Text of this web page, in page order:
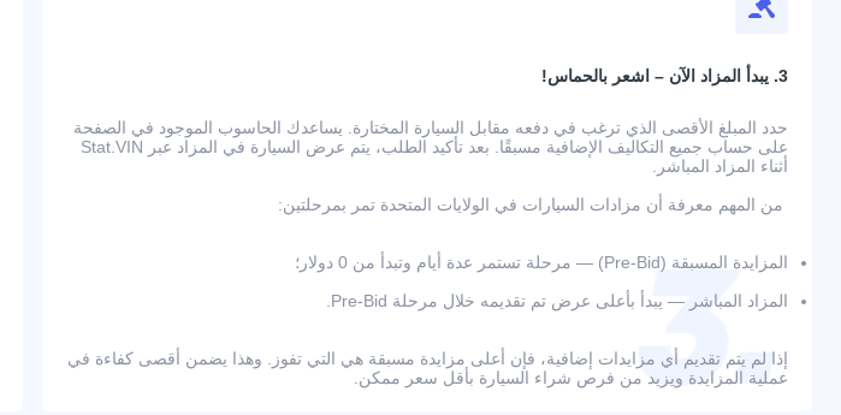
3. يبدأ المزاد الآن – اشعر بالحماس!
حدد المبلغ الأقصى الذي ترغب في دفعه مقابل السيارة المختارة. يساعدك الحاسوب الموجود في الصفحة
على حساب جميع التكاليف الإضافية مسبقًا. بعد تأكيد الطلب، يتم عرض السيارة في المزاد عبر Stat.VIN
أثناء المزاد المباشر.
من المهم معرفة أن مزادات السيارات في الولايات المتحدة تمر بمرحلتين:
المزايدة المسبقة (Pre-Bid) — مرحلة تستمر عدة أيام وتبدأ من 0 دولار؛
المزاد المباشر — يبدأ بأعلى عرض تم تقديمه خلال مرحلة Pre-Bid.
إذا لم يتم تقديم أي مزايدات إضافية، فإن أعلى مزايدة مسبقة هي التي تفوز. وهذا يضمن أقصى كفاءة في
عملية المزايدة ويزيد من فرص شراء السيارة بأقل سعر ممكن.